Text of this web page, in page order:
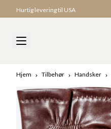
Hurtig levering til USA
Hjem Tilbehør Handsker